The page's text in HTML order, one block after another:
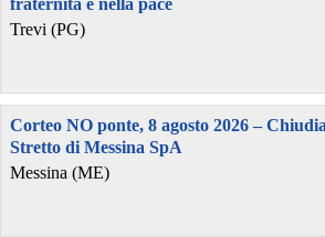
Trevi (PG)
Corteo NO ponte, 8 agosto 2026 –
Stretto di Messina SpA
Messina (ME)